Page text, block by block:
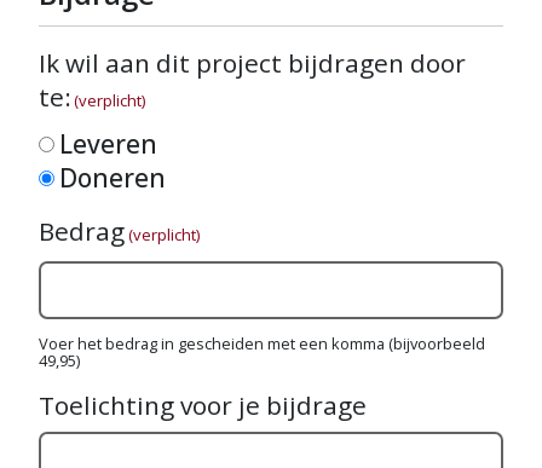
Ik wil aan dit project bijdragen door
te:(verplicht)
Leveren
Doneren
Bedrag(verplicht)
Voer het bedrag in gescheiden met een komma (bijvoorbeeld
49,95)
Toelichting voor je bijdrage